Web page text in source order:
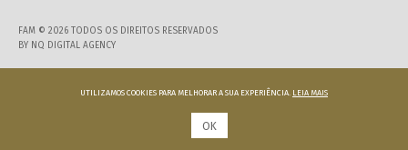
FAM © 2026 TODOS OS DIREITOS RESERVADOS
BY NQ DIGITAL AGENCY
UTILIZAMOS COOKIES PARA MELHORAR A SUA EXPERIÊNCIA. LEIA MAIS
OK